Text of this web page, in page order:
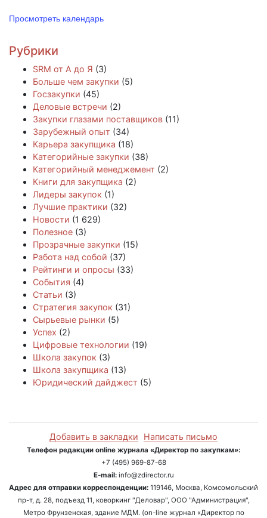
Просмотреть календарь
Рубрики
SRM от А до Я (3)
Больше чем закупки (5)
Госзакупки (45)
Деловые встречи (2)
Закупки глазами поставщиков (11)
Зарубежный опыт (34)
Карьера закупщика (18)
Категорийные закупки (38)
Категорийный менеджемент (2)
Книги для закупщика (2)
Лидеры закупок (1)
Лучшие практики (32)
Новости (1 629)
Полезное (3)
Прозрачные закупки (15)
Работа над собой (37)
Рейтинги и опросы (33)
События (4)
Статьи (3)
Стратегия закупок (31)
Сырьевые рынки (5)
Успех (2)
Цифровые технологии (19)
Школа закупок (3)
Школа закупщика (13)
Юридический дайджест (5)
Добавить в закладки Написать письмо
Телефон редакции online журнала «Директор по закупкам»:
+7 (495) 969-87-68
E-mail:info@zdirector.ru
Адрес для отправки корреспонденции: 119146, Москва, Комсомольский
пр-т, д. 28, подъезд 11, коворкинг "Деловар", ООО "Администрация",
Метро Фрунзенская, здание МДМ. (on-line журнал «Директор по